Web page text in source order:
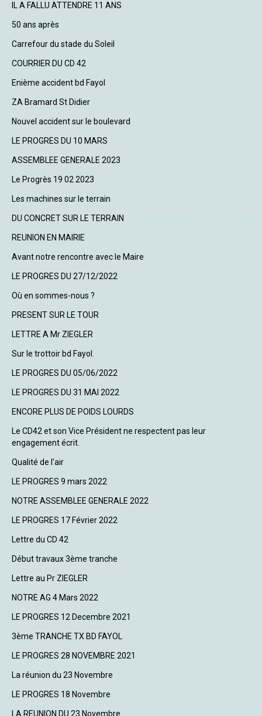
IL A FALLU ATTENDRE 11 ANS
50 ans après
Carrefour du stade du Soleil
COURRIER DU CD 42
Enième accident bd Fayol
ZA Bramard St Didier
Nouvel accident sur le boulevard
LE PROGRES DU 10 MARS
ASSEMBLEE GENERALE 2023
Le Progrès 19 02 2023
Les machines sur le terrain
DU CONCRET SUR LE TERRAIN
REUNION EN MAIRIE
Avant notre rencontre avec le Maire
LE PROGRES DU 27/12/2022
Où en sommes-nous ?
PRESENT SUR LE TOUR
LETTRE A Mr ZIEGLER
Sur le trottoir bd Fayol.
LE PROGRES DU 05/06/2022
LE PROGRES DU 31 MAI 2022
ENCORE PLUS DE POIDS LOURDS
Le CD42 et son Vice Président ne respectent pas leur
engagement écrit.
Qualité de l'air
LE PROGRES 9 mars 2022
NOTRE ASSEMBLEE GENERALE 2022
LE PROGRES 17 Février 2022
Lettre du CD 42
Début travaux 3ème tranche
Lettre au Pr ZIEGLER
NOTRE AG 4 Mars 2022
LE PROGRES 12 Decembre 2021
3ème TRANCHE TX BD FAYOL
LE PROGRES 28 NOVEMBRE 2021
La réunion du 23 Novembre
LE PROGRES 18 Novembre
LA REUNION DU 23 Novembre